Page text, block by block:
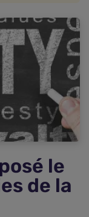
?
ou
dans
?
le meilleur
le
de la